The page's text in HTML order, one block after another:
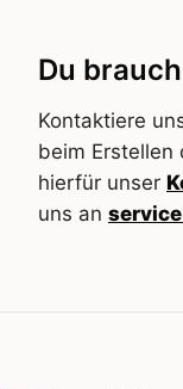
Du
Kontaktiere
beim Erstellen
hierfür unser
uns an